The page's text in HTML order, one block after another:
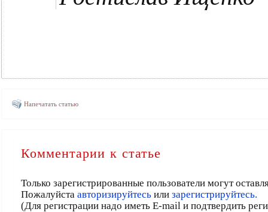
Напечатать статью
Комментарии к статье
Только зарегистрированные пользователи могут
Пожалуйста авторизируйтесьили зарегистрируйтесь.
(Для регистрации надо иметь E-mail и подтвердить